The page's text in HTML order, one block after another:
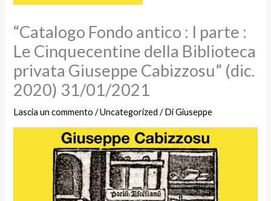
“Catalogo Fondo antico : I parte :
Le Cinquecentine della Biblioteca
privata Giuseppe Cabizzosu” (dic.
2020) 31/01/2021
Lascia un commento /Uncategorized / DiGiuseppe